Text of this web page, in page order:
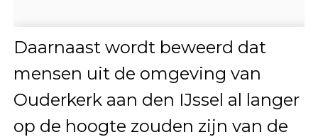
Daarnaast wordt beweerd dat
mensen uit de omgeving van
Ouderkerk aan den IJssel al langer
op de hoogte zouden zijn van de